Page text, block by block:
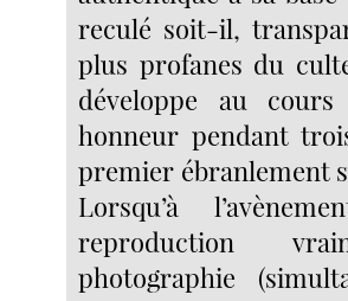
reculé soit-il,
plus profanes du
développe au
honneur pendant
premier ébranlement
Lorsqu’à
reproduction
photographie